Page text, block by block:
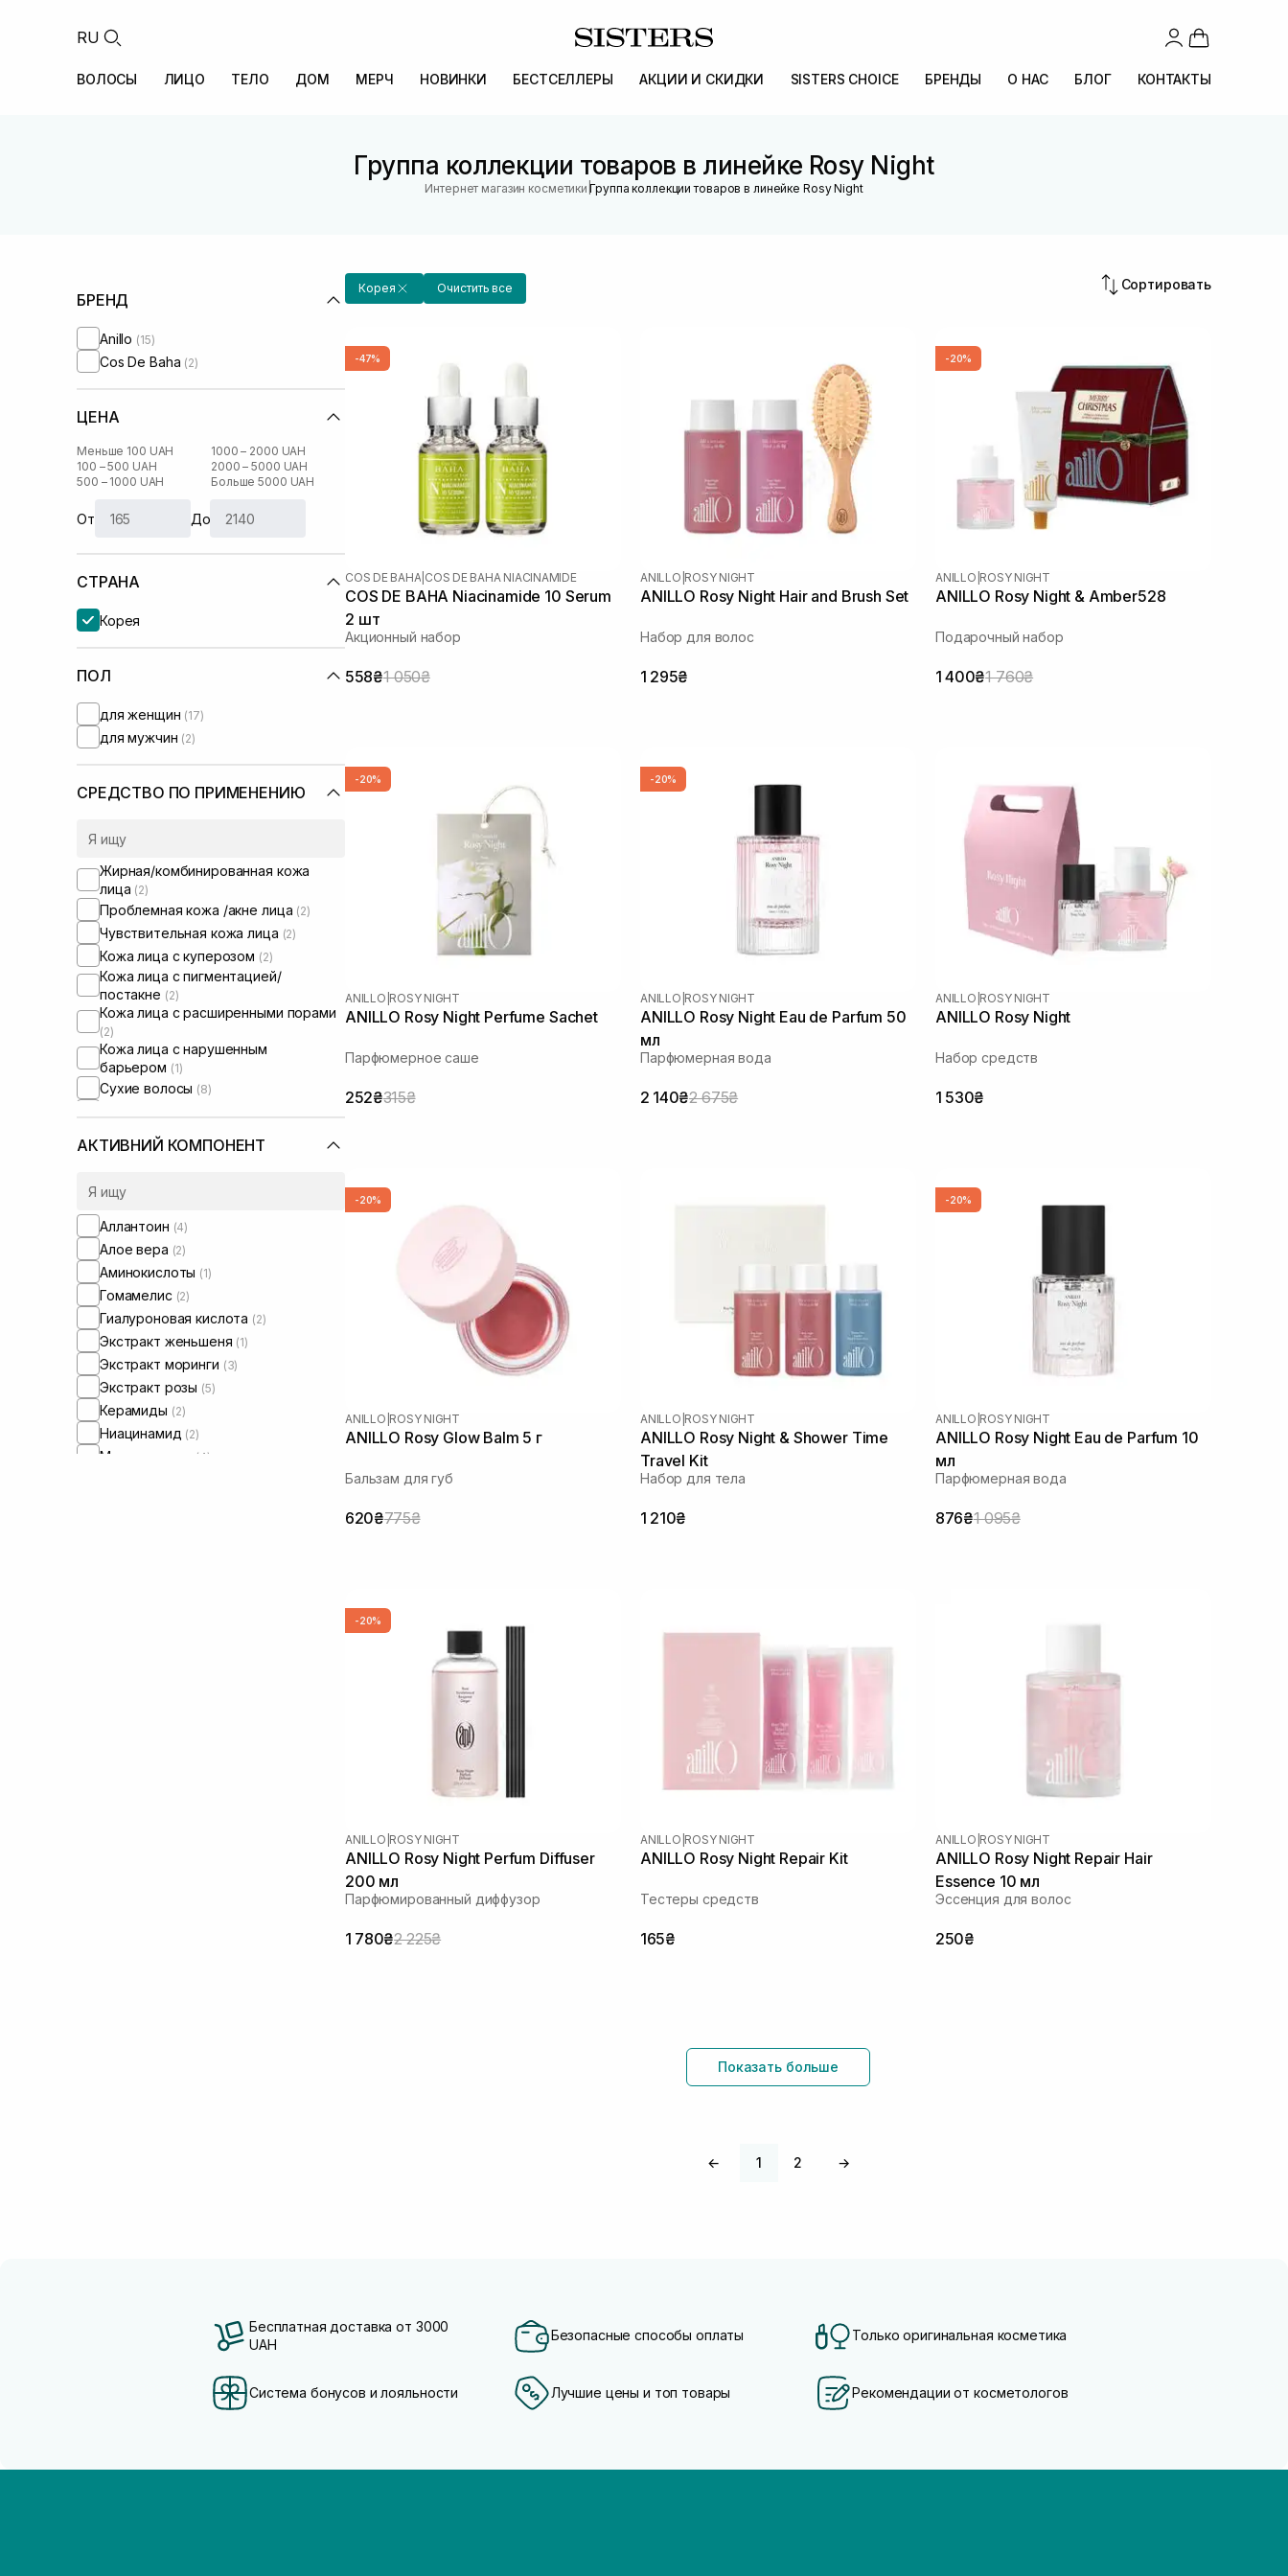
RU
ВОЛОСЫ ЛИЦО ТЕЛО ДОМ МЕРЧ НОВИНКИ БЕСТСЕЛЛЕРЫ АКЦИИ И СКИДКИ SISTERS CHOICE БРЕНДЫ О НАС БЛОГ КОНТАКТЫ
Группа коллекции товаров в линейке Rosy Night
Интернет магазин косметики |Группа коллекции товаров в линейке Rosy Night
БРЕНД
Anillo (15)
Cos De Baha (2)
ЦЕНА
Меньше 100 UAH
100 – 500 UAH
500 – 1000 UAH
1000 – 2000 UAH
2000 – 5000 UAH
Больше 5000 UAH
От До
СТРАНА
Корея
ПОЛ
для женщин (17)
для мужчин (2)
СРЕДСТВО ПО ПРИМЕНЕНИЮ
Жирная/комбинированная кожа
лица (2)
Проблемная кожа /акне лица (2)
Чувствительная кожа лица (2)
Кожа лица с куперозом (2)
Кожа лица с пигментацией/
постакне (2)
Кожа лица с расширенными порами
(2)
Кожа лица с нарушенным
барьером (1)
Сухие волосы (8)
Пористые волосы
Тонкие волосы
Ломкие волосы
Для восстановления волос
Сыворотки от постакне
АКТИВНИЙ КОМПОНЕНТ
Аллантоин (4)
Алое вера (2)
Аминокислоты (1)
Гомамелис (2)
Гиалуроновая кислота (2)
Экстракт женьшеня (1)
Экстракт моринги (3)
Экстракт розы (5)
Керамиды (2)
Ниацинамид (2)
Масло арганы (4)
Корея Очистить все Сортировать
-47%
COS DE BAHA COS DE BAHA NIACINAMIDE
COS DE BAHA Niacinamide 10 Serum
2 шт
Акционный набор
558₴1 050₴
ANILLO ROSY NIGHT
ANILLO Rosy Night Hair and Brush Set
Набор для волос
1 295₴
-20%
ANILLO ROSY NIGHT
ANILLO Rosy Night & Amber528
Подарочный набор
1 400₴1 760₴
-20%
ANILLO ROSY NIGHT
ANILLO Rosy Night Perfume Sachet
Парфюмерное саше
252₴315₴
-20%
ANILLO ROSY NIGHT
ANILLO Rosy Night Eau de Parfum 50
мл
Парфюмерная вода
2 140₴2 675₴
ANILLO ROSY NIGHT
ANILLO Rosy Night
Набор средств
1 530₴
-20%
ANILLO ROSY NIGHT
ANILLO Rosy Glow Balm 5 г
Бальзам для губ
620₴775₴
ANILLO ROSY NIGHT
ANILLO Rosy Night & Shower Time
Travel Kit
Набор для тела
1 210₴
-20%
ANILLO ROSY NIGHT
ANILLO Rosy Night Eau de Parfum 10
мл
Парфюмерная вода
876₴1 095₴
-20%
ANILLO ROSY NIGHT
ANILLO Rosy Night Perfum Diffuser
200 мл
Парфюмированный диффузор
1 780₴2 225₴
ANILLO ROSY NIGHT
ANILLO Rosy Night Repair Kit
Тестеры средств
165₴
ANILLO ROSY NIGHT
ANILLO Rosy Night Repair Hair
Essence 10 мл
Эссенция для волос
250₴
Показать больше
← 1 2 →
Бесплатная доставка от 3000
UAH
Безопасные способы оплаты Только оригинальная косметика
Система бонусов и лояльности Лучшие цены и топ товары Рекомендации от косметологов